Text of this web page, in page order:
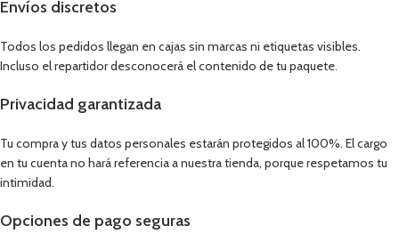
Envíos discretos
Todos los pedidos llegan en cajas sin marcas ni etiquetas visibles.
Incluso el repartidor desconocerá el contenido de tu paquete.
Privacidad garantizada
Tu compra y tus datos personales estarán protegidos al 100%. El cargo
en tu cuenta no hará referencia a nuestra tienda, porque respetamos tu
intimidad.
Opciones de pago seguras